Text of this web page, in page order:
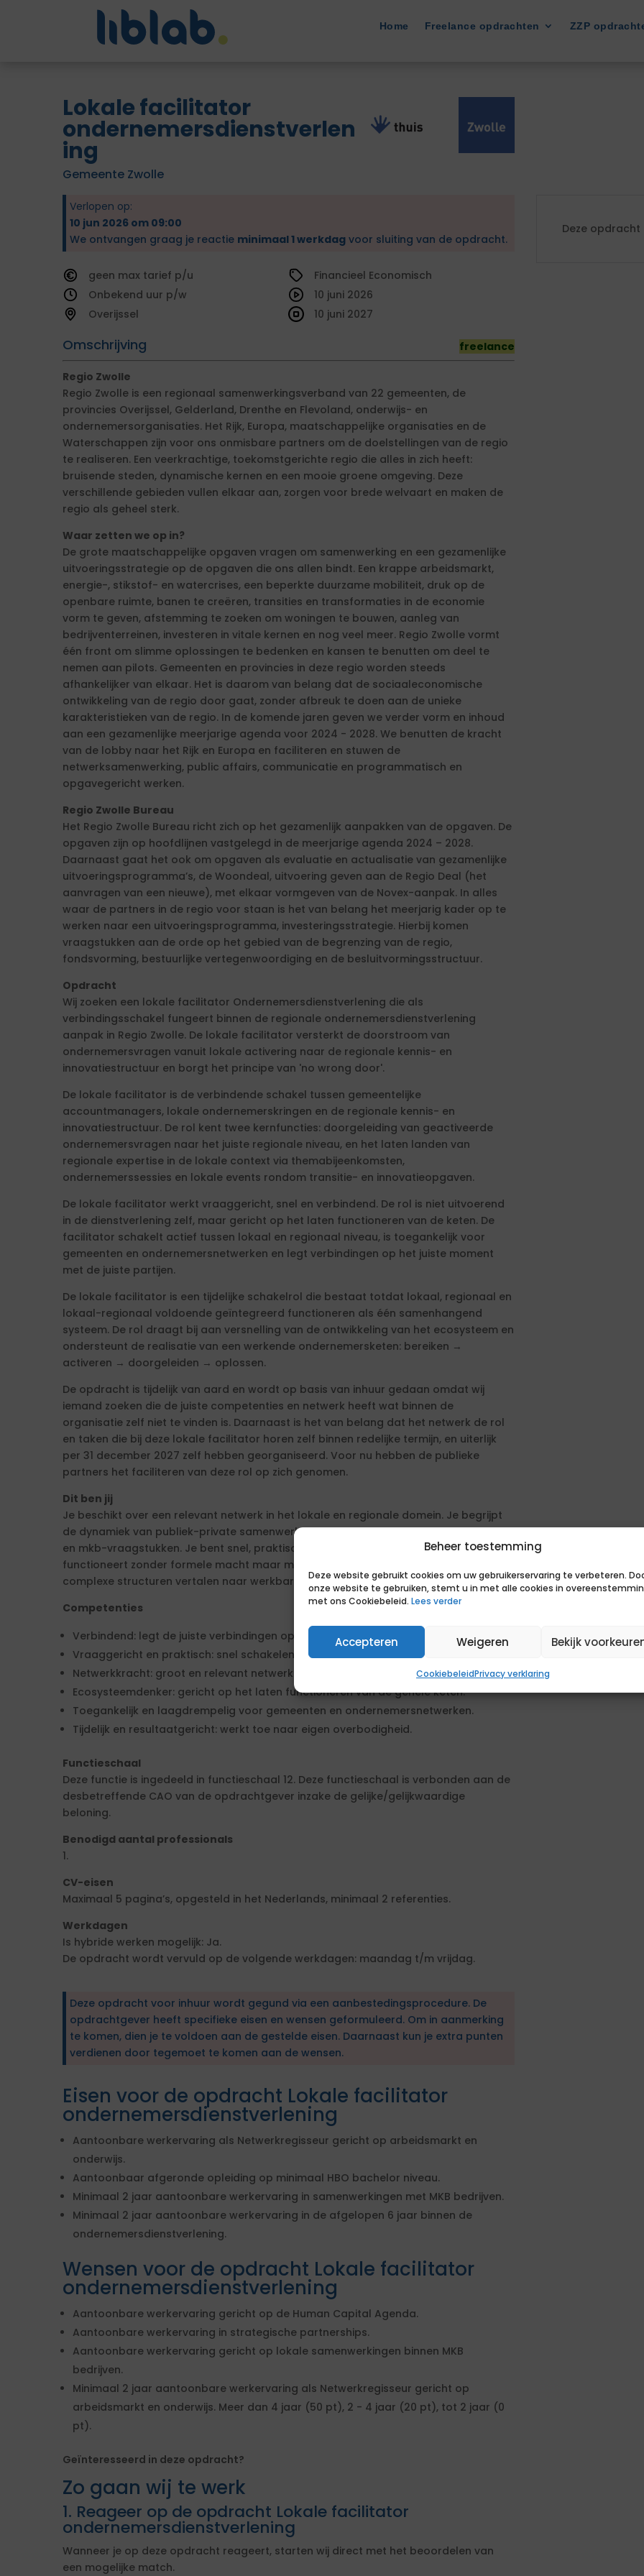
Beheer toestemming
Deze website gebruikt cookies om uw gebruikerservaring te verbeteren.
onze website te gebruiken, stemt u in met alle cookies in
met ons Cookiebeleid. Lees verder
Accepteren Weigeren Bekijk
CookiebeleidPrivacy verklaring
Home Freelance opdrachten ZZP
Lokale facilitator
ondernemersdienstverlen
ing
Gemeente Zwolle
Verlopen op:
10 jun 2026 om 09:00
We ontvangen graag je reactie minimaal 1 werkdag voor sluiting van de opdracht.
geen
tarief
Onbekend
Overijssel
Financieel Economisch
Omschrijving freelance
10 juni 2026
10 juni 2027
Regio Zwolle
Regio Zwolle is een regionaal samenwerkingsverband van 22 gemeenten, de
provincies Overijssel, Gelderland, Drenthe en Flevoland, onderwijs- en
ondernemersorganisaties. Het Rijk, Europa, maatschappelijke organisaties en de
Waterschappen zijn voor ons onmisbare partners om de doelstellingen van de regio
te realiseren. Een veerkrachtige, toekomstgerichte regio die alles in zich heeft:
bruisende steden, dynamische kernen en een mooie groene omgeving. Deze
verschillende gebieden vullen elkaar aan, zorgen voor brede welvaart en maken de
regio als geheel sterk.
Waar zetten we op in?
De grote maatschappelijke opgaven vragen om samenwerking en een gezamenlijke
uitvoeringsstrategie op de opgaven die ons allen bindt. Een krappe arbeidsmarkt,
energie-, stikstof- en watercrises, een beperkte duurzame mobiliteit, druk op de
openbare ruimte, banen te creëren, transities en transformaties in de economie
vorm te geven, afstemming te zoeken om woningen te bouwen, aanleg van
bedrijventerreinen, investeren in vitale kernen en nog veel meer. Regio Zwolle vormt
één front om slimme oplossingen te bedenken en kansen te benutten om deel te
nemen aan pilots. Gemeenten en provincies in deze regio worden steeds
afhankelijker van elkaar. Het is daarom van belang dat de sociaaleconomische
ontwikkeling van de regio door gaat, zonder afbreuk te doen aan de unieke
karakteristieken van de regio. In de komende jaren geven we verder vorm en inhoud
aan een gezamenlijke meerjarige agenda voor 2024 - 2028. We benutten de kracht
van de lobby naar het Rijk en Europa en faciliteren en stuwen de
netwerksamenwerking, public affairs, communicatie en programmatisch en
opgavegericht werken.
Regio Zwolle Bureau
Het Regio Zwolle Bureau richt zich op het gezamenlijk aanpakken van de opgaven. De
opgaven zijn op hoofdlijnen vastgelegd in de meerjarige agenda 2024 – 2028.
Daarnaast gaat het ook om opgaven als evaluatie en actualisatie van gezamenlijke
uitvoeringsprogramma’s, de Woondeal, uitvoering geven aan de Regio Deal (het
aanvragen van een nieuwe), met elkaar vormgeven van de Novex-aanpak. In alles
waar de partners in de regio voor staan is het van belang het meerjarig kader op te
werken naar een uitvoeringsprogramma, investeringsstrategie. Hierbij komen
vraagstukken aan de orde op het gebied van de begrenzing van de regio,
fondsvorming, bestuurlijke vertegenwoordiging en de besluitvormingsstructuur.
Opdracht
Wij zoeken een lokale facilitator Ondernemersdienstverlening die als
verbindingsschakel fungeert binnen de regionale ondernemersdienstverlening
aanpak in Regio Zwolle. De lokale facilitator versterkt de doorstroom van
ondernemersvragen vanuit lokale activering naar de regionale kennis- en
innovatiestructuur en borgt het principe van 'no wrong door'.
De lokale facilitator is de verbindende schakel tussen gemeentelijke
accountmanagers, lokale ondernemerskringen en de regionale kennis- en
innovatiestructuur. De rol kent twee kernfuncties: doorgeleiding van geactiveerde
ondernemersvragen naar het juiste regionale niveau, en het laten landen van
regionale expertise in de lokale context via themabijeenkomsten,
ondernemerssessies en lokale events rondom transitie- en innovatieopgaven.
De lokale facilitator werkt vraaggericht, snel en verbindend. De rol is niet uitvoerend
in de dienstverlening zelf, maar gericht op het laten functioneren van de keten. De
facilitator schakelt actief tussen lokaal en regionaal niveau, is toegankelijk voor
gemeenten en ondernemersnetwerken en legt verbindingen op het juiste moment
met de juiste partijen.
De lokale facilitator is een tijdelijke schakelrol die bestaat totdat lokaal, regionaal en
lokaal-regionaal voldoende geïntegreerd functioneren als één samenhangend
systeem. De rol draagt bij aan versnelling van de ontwikkeling van het ecosysteem en
ondersteunt de realisatie van een werkende ondernemersketen: bereiken →
activeren → doorgeleiden → oplossen.
De opdracht is tijdelijk van aard en wordt op basis van inhuur gedaan omdat wij
iemand zoeken die de juiste competenties en netwerk heeft wat binnen de
organisatie zelf niet te vinden is. Daarnaast is het van belang dat het netwerk de rol
en taken die bij deze lokale facilitator horen zelf binnen redelijke termijn, en uiterlijk
per 31 december 2027 zelf hebben georganiseerd. Voor nu hebben de publieke
partners het faciliteren van deze rol op zich genomen.
Dit ben jij
Je beschikt over een relevant netwerk in het lokale en regionale domein. Je begrijpt
de dynamiek van publiek-private samenwerking en hebt gevoel bij ondernemerschap
en mkb-vraagstukken. Je bent snel, praktisch en verbindend in handelen. Je
functioneert zonder formele macht maar met grote netwerkimpact en kunt
complexe structuren vertalen naar werkbare routes voor praktijkpartners.
Competenties
Verbindend: legt de juiste verbindingen op het juiste moment.
Vraaggericht en praktisch: snel schakelen tussen lokaal en regionaal.
Netwerkkracht: groot en relevant netwerk zonder formele machtsbasis.
Ecosysteemdenker: gericht op het laten functioneren van de gehele keten.
Toegankelijk en laagdrempelig voor gemeenten en ondernemersnetwerken.
Tijdelijk en resultaatgericht: werkt toe naar eigen overbodigheid.
Functieschaal
Deze functie is ingedeeld in functieschaal 12. Deze functieschaal is verbonden aan de
desbetreffende CAO van de opdrachtgever inzake de gelijke/gelijkwaardige
beloning.
Benodigd aantal professionals
1.
CV-eisen
Maximaal 5 pagina’s, opgesteld in het Nederlands, minimaal 2 referenties.
Werkdagen
Is hybride werken mogelijk: Ja.
De opdracht wordt vervuld op de volgende werkdagen: maandag t/m vrijdag.
Deze opdracht voor inhuur wordt gegund via een aanbestedingsprocedure. De
opdrachtgever heeft specifieke eisen en wensen geformuleerd. Om in aanmerking
te komen, dien je te voldoen aan de gestelde eisen. Daarnaast kun je extra punten
verdienen door tegemoet te komen aan de wensen.
Eisen voor de opdracht Lokale facilitator
ondernemersdienstverlening
Aantoonbare werkervaring als Netwerkregisseur gericht op arbeidsmarkt en
onderwijs.
Aantoonbaar afgeronde opleiding op minimaal HBO bachelor niveau.
Minimaal 2 jaar aantoonbare werkervaring in samenwerkingen met MKB bedrijven.
Minimaal 2 jaar aantoonbare werkervaring in de afgelopen 6 jaar binnen de
ondernemersdienstverlening.
Wensen voor de opdracht Lokale facilitator
ondernemersdienstverlening
Aantoonbare werkervaring gericht op de Human Capital Agenda.
Aantoonbare werkervaring in strategische partnerships.
Aantoonbare werkervaring gericht op lokale samenwerkingen binnen MKB
bedrijven.
Minimaal 2 jaar aantoonbare werkervaring als Netwerkregisseur gericht op
arbeidsmarkt en onderwijs. Meer dan 4 jaar (50 pt), 2 - 4 jaar (20 pt), tot 2 jaar (0
pt).
Geïnteresseerd in deze opdracht?
Zo gaan wij te werk
1. Reageer op de opdracht Lokale facilitator
ondernemersdienstverlening
Wanneer je op deze opdracht reageert, starten wij direct met het beoordelen van
een mogelijke match.
Deze opdracht